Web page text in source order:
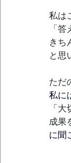
私は
「
きち
と思
ただ
私に
「
成果
に聞